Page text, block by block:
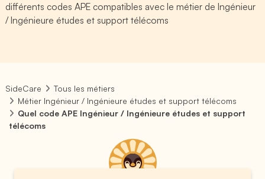
différents codes APE compatibles avec le métier de Ingénieur
/ Ingénieure études et support télécoms
SideCare
Tous les métiers
Métier Ingénieur / Ingénieure études et support télécoms
Quel code APE Ingénieur / Ingénieure études et support
télécoms